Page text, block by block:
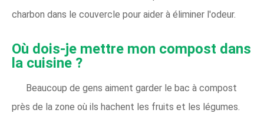
charbon dans le couvercle pour aider à éliminer l'odeur.
Où dois-je mettre mon compost dans
la cuisine ?
Beaucoup de gens aiment garder le bac à compost
près de la zone où ils hachent les fruits et les légumes.